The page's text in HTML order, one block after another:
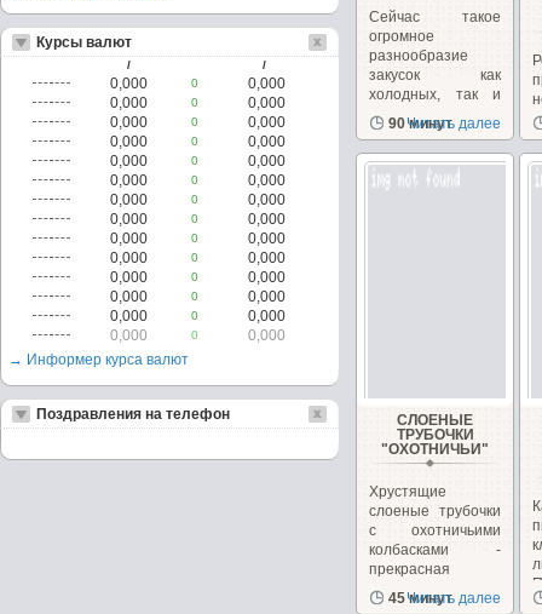
Сейчас такое
огромное
разнообразие
закусок как
холодных, так и
горячих; простых...
90 минут
Читать далее
СЛОЕНЫЕ
ТРУБОЧКИ
"ОХОТНИЧЬИ"
Хрустящие
слоеные трубочки
с охотничьими
колбасками -
прекрасная
горячая закуска...
45 минут
Читать далее
Курсы валют
/ /
0,000 0
0,000
0,000
0
0,000
0,000
0
0,000
0,000
0
0,000
0,000
0
0,000
0,000
0
0,000
0,000
0
0,000
0,000
0
0,000
0,000
0
0,000
0,000
0
0,000
0,000
0
0,000
0,000
0
0,000
0,000
0
0,000
0,000
0
0,000
→ Информер курса валют
Поздравления на телефон